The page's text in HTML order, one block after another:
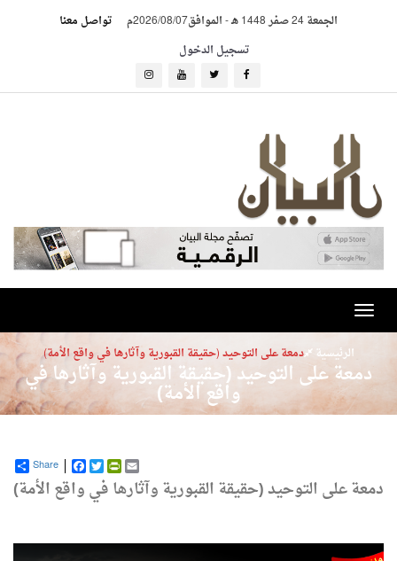
-الموافق2026/08/07م
تواصل معنا
تسجيل الدخول
دمعة على التوحيد (حقيقة القبورية وآثارها في واقع الأمة)
التوحيد (حقيقة القبورية وآثارها في
واقع الأمة)
Share
FacebookTwitter
PrintFriendly
التوحيد (حقيقة القبورية وآثارها في واقع الأمة)